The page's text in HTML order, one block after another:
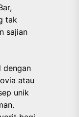
tak
sajian
dengan
atau
unik